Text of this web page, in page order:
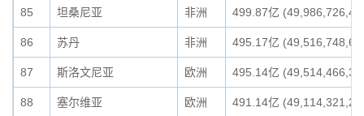
85 坦桑尼亚 非洲 499.87亿
86 苏丹 非洲 495.17亿
87 斯洛文尼亚 欧洲 495.14亿
88 塞尔维亚 欧洲 491.14亿